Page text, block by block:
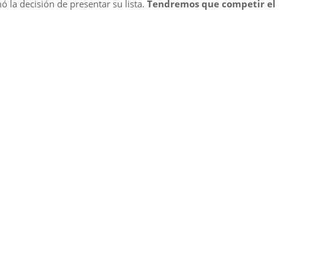
la decisión de presentar su lista. Tendremos que competir el